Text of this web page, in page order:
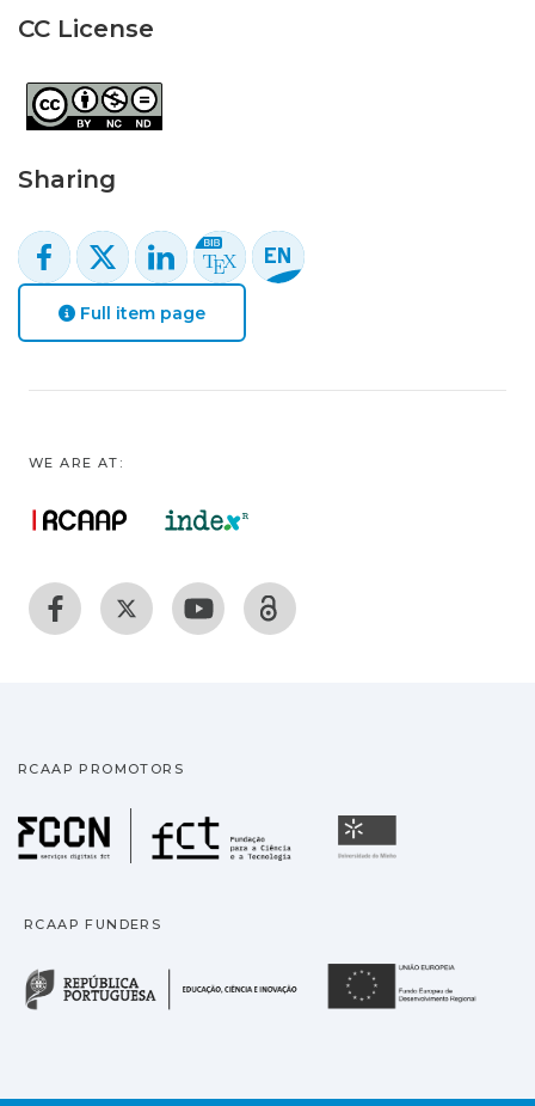
CC License
Sharing
Full item page
WE ARE AT:
RCAAP PROMOTORS
Fundação para a
RCAAP FUNDERS
República Portuguesa